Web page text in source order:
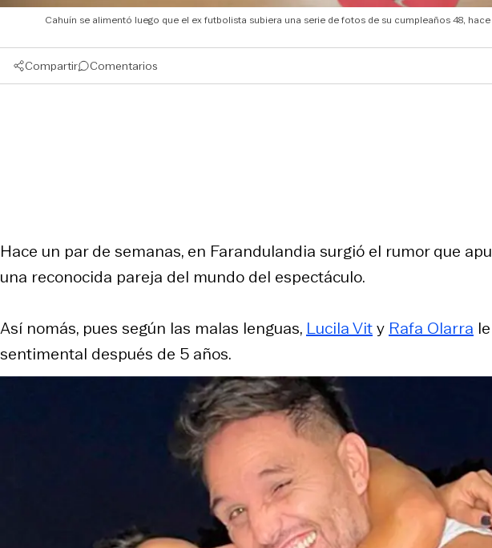
Cahuín se alimentó luego que el ex futbolista subiera una serie de fotos de su cumpleaños 48,
Compartir Comentarios
Hace un par de semanas, en Farandulandia surgió el rumor que
una reconocida pareja del mundo del espectáculo.
Así nomás, pues según las malas lenguas, Lucila Vity Rafa Olarra
sentimental después de 5 años.